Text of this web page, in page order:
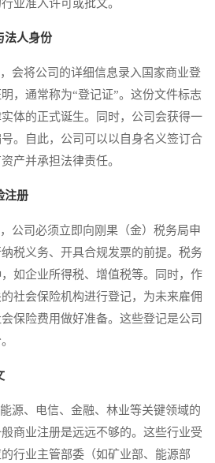
业准入许可或批文。
法人身份
将公司的详细信息录入国家商业登
，通常称为“登记证”。这份文件标志
体的正式诞生。同时，公司会获得一
。自此，公司可以以自身名义签订合
产并承担法律责任。
注册
司必须立即向刚果（金）税务局申
税义务、开具合规发票的前提。税务
如企业所得税、增值税等。同时，作
社会保险机构进行登记，为未来雇佣
保险费用做好准备。这些登记是公司
、电信、金融、林业等关键领域的
商业注册是远远不够的。这些行业受
行业主管部委（如矿业部、能源部